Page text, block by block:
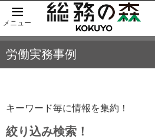
メニュー
労働実務事例
キーワード毎に情報を集約！
絞り込み検索！